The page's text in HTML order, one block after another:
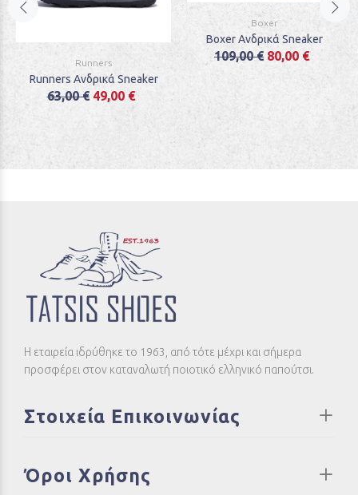
Runners
Runners Ανδρικά Sneaker
63,00 € 49,00 €
Boxer
Boxer Ανδρικά Sneaker
109,00 € 80,00 €
Η εταιρεία ιδρύθηκε το 1963, από τότε μέχρι και σήμερα
προσφέρει στον καταναλωτή ποιοτικό ελληνικό παπούτσι.
Στοιχεία Επικοινωνίας
Όροι Χρήσης